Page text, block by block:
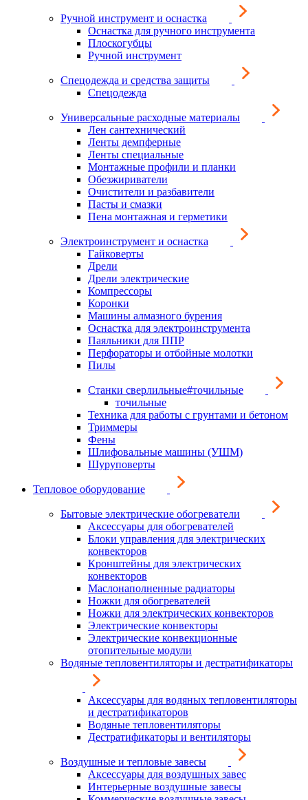
Ручной инструмент и оснастка
Оснастка для ручного инструмента
Плоскогубцы
Ручной инструмент
Спецодежда и средства защиты
Спецодежда
Универсальные расходные материалы
Лен сантехнический
Ленты демпферные
Ленты специальные
Монтажные профили и планки
Обезжириватели
Очистители и разбавители
Пасты и смазки
Пена монтажная и герметики
Электроинструмент и оснастка
Гайковерты
Дрели
Дрели электрические
Компрессоры
Коронки
Машины алмазного бурения
Оснастка для электроинструмента
Паяльники для ППР
Перфораторы и отбойные молотки
Пилы
Станки сверлильные#точильные
точильные
Техника для работы с грунтами и бетоном
Триммеры
Фены
Шлифовальные машины (УШМ)
Шуруповерты
Тепловое оборудование
Бытовые электрические обогреватели
Аксессуары для обогревателей
Блоки управления для электрических
конвекторов
Кронштейны для электрических
конвекторов
Маслонаполненные радиаторы
Ножки для обогревателей
Ножки для электрических конвекторов
Электрические конвекторы
Электрические конвекционные
отопительные модули
Водяные тепловентиляторы и дестратификаторы
Аксессуары для водяных тепловентиляторы
и дестратификаторов
Водяные тепловентиляторы
Дестратификаторы и вентиляторы
Воздушные и тепловые завесы
Аксессуары для воздушных завес
Интерьерные воздушные завесы